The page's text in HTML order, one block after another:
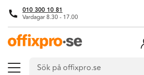
Meny
010 300 10 81
Vardagar 8.30 - 17.00